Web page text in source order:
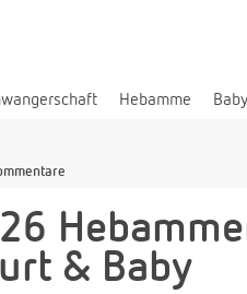
Hebamme Baby
& Baby